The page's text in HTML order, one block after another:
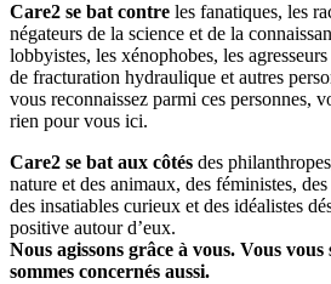
Care2 se bat contre les fanatiques, les
négateurs de la science et de la
lobbyistes, les xénophobes, les
de fracturation hydraulique et autres
vous reconnaissez parmi ces personnes,
rien pour vous ici.
Care2 se bat aux côtés des
nature et des animaux, des féministes,
des insatiables curieux et des idéalistes
positive autour d’eux.
Nous agissons grâce à vous. Vous vous
sommes concernés aussi.